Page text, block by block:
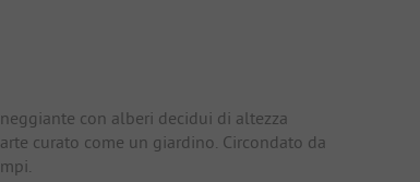
con alberi decidui di altezza
curato come un giardino. Circondato da